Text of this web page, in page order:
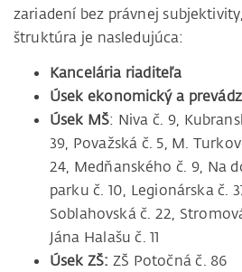
zariadení bez právnej
štruktúra je nasledujúca:
Kancelária riaditeľa
Úsek ekonomický a
Úsek MŠ: Niva č. 9,
39, Považská č. 5, M.
24, Medňanského č. 9, Na
parku č. 10, Legionárska č.
Soblahovská č. 22,
Jána Halašu č. 11
Úsek ZŠ: ZŠ Potočná č. 86